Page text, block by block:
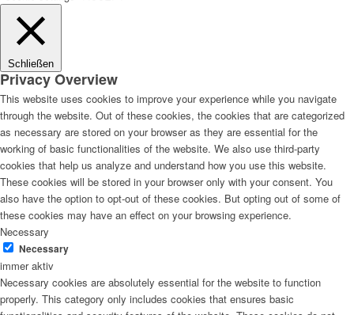
Schließen
Privacy Overview
This website uses cookies to improve your experience while you navigate
through the website. Out of these cookies, the cookies that are categorized
as necessary are stored on your browser as they are essential for the
working of basic functionalities of the website. We also use third-party
cookies that help us analyze and understand how you use this website.
These cookies will be stored in your browser only with your consent. You
also have the option to opt-out of these cookies. But opting out of some of
these cookies may have an effect on your browsing experience.
Necessary
Necessary
immer aktiv
Necessary cookies are absolutely essential for the website to function
properly. This category only includes cookies that ensures basic